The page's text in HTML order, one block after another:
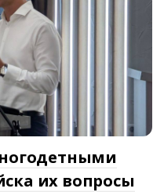
их вопросы